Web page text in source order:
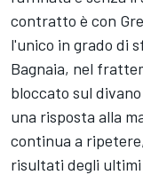
contratto è con
l'unico in grado di
Bagnaia, nel
bloccato sul
una risposta alla
continua a
risultati degli